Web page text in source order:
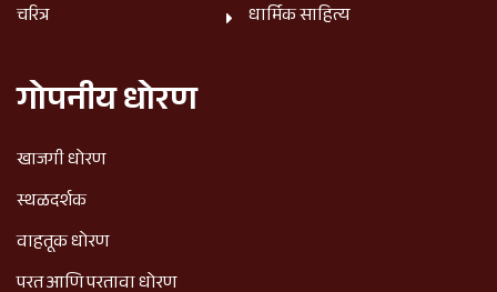
चरित्र
धार्मिक साहित्य
गोपनीय धोरण
खाजगी धोरण
स्थळदर्शक
वाहतूक धोरण
परत आणि परतावा धोरण